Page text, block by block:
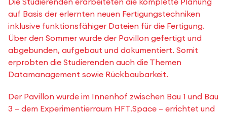
auf Basis der erlernten neuen Fertigungstechniken
inklusive funktionsfähiger Dateien für die Fertigung.
Über den Sommer wurde der Pavillon gefertigt und
abgebunden, aufgebaut und dokumentiert. Somit
erprobten die Studierenden auch die Themen
Datamanagement sowie Rückbaubarkeit.
Der Pavillon wurde im Innenhof zwischen Bau 1 und Bau
3 – dem Experimentierraum HFT.Space – errichtet und